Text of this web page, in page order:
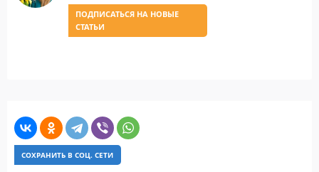
ПОДПИСАТЬСЯ НА НОВЫЕ
СТАТЬИ
СОХРАНИТЬ В СОЦ. СЕТИ